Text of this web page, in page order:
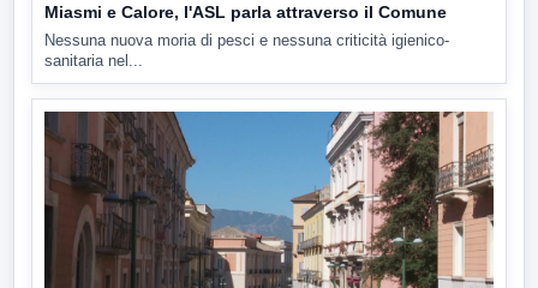
Miasmi e Calore, l'ASL parla attraverso il Comune
Nessuna nuova moria di pesci e nessuna criticità igienico-
sanitaria nel...